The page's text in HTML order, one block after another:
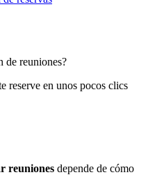
de reuniones?
reserve en unos pocos clics
reuniones depende de cómo